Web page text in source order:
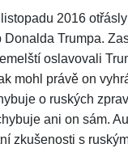
2016
Trumpa.
oslavovali
mohl právě on
o ruských
ani on sám.
zkušenosti s